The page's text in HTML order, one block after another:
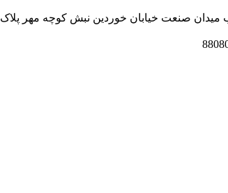
صنعت خیابان خوردین نبش کوچه مهر پلاک26